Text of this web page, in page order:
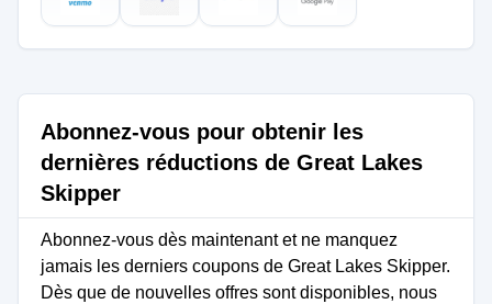
Abonnez-vous pour obtenir les
dernières réductions de Great Lakes
Skipper
Abonnez-vous dès maintenant et ne manquez
jamais les derniers coupons de Great Lakes Skipper.
Dès que de nouvelles offres sont disponibles, nous